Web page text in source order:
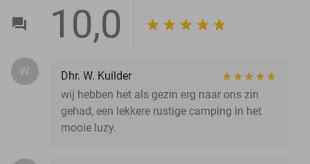
10,0
W.
Dhr. W. Kuilder
wij hebben het als gezin erg naar ons zin
gehad, een lekkere rustige camping in het
mooie luzy.